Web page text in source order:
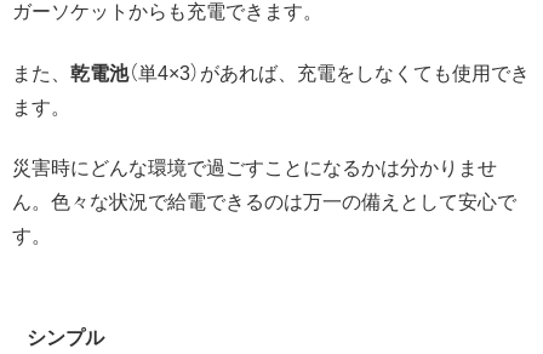
ガーソケットからも充電できます。
また、 乾電池（単4×3）があれば、充電をしなくても使用でき
ます。
災害時にどんな環境で過ごすことになるかは分かりませ
ん。色々な状況で給電できるのは万一の備えとして安心で
す。
シンプル